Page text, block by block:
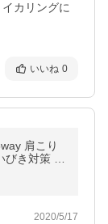
カリングに
いいね 0
肩こり
き対策 プ
うつ伏せ
2020/5/17